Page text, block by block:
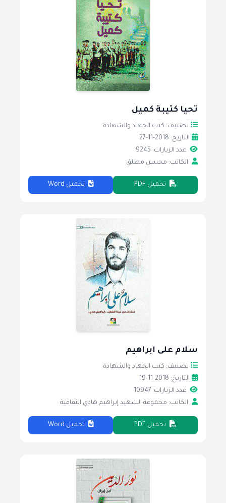
تحيا كتيبة كميل
تصنيف: كتب الجهاد والشهادة
التاريخ: 2018-11-27
عدد الزيارات: 9245
الكاتب: محسن مطلق
تحميل PDF تحميل Word
سلام على ابراهيم
تصنيف: كتب الجهاد والشهادة
التاريخ: 2018-11-19
عدد الزيارات: 10947
الكاتب: مجموعة الشهيد إبراهيم هادي الثقافية
تحميل PDF تحميل Word